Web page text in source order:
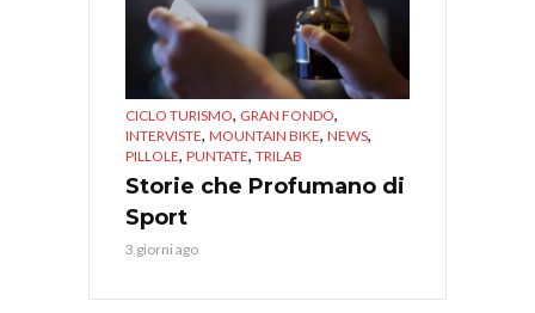
CICLO TURISMO, GRAN FONDO,
INTERVISTE, MOUNTAIN BIKE, NEWS,
PILLOLE, PUNTATE, TRILAB
Storie che Profumano di
Sport
3 giorni ago